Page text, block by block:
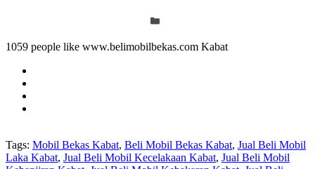
1059 people like www.belimobilbekas.com Kabat
Tags: Mobil Bekas Kabat, Beli Mobil Bekas Kabat, Jual Beli Mobil
Laka Kabat, Jual Beli Mobil Kecelakaan Kabat, Jual Beli Mobil